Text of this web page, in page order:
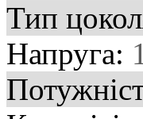
Тип
Напруга: